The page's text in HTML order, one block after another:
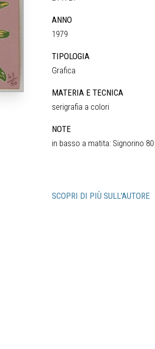
ANNO
1979
TIPOLOGIA
Grafica
MATERIA E TECNICA
serigrafia a colori
NOTE
in basso a matita: Signorino
SCOPRI DI PIÙ SULL'AUTORE